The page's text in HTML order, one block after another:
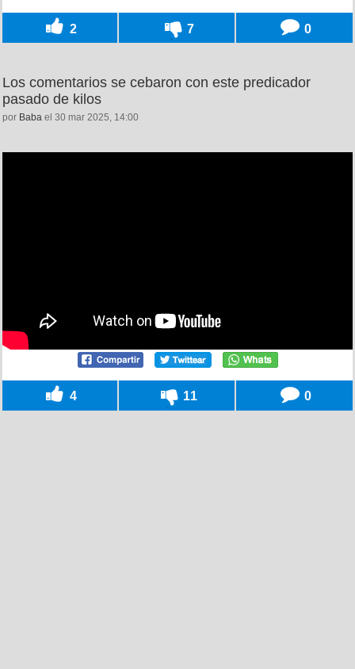
2 7 0
Los comentarios se cebaron con este predicador
pasado de kilos
por Baba el 30 mar 2025, 14:00
4 11 0